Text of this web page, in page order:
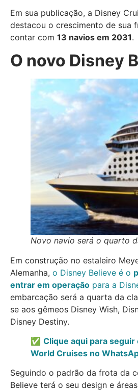
Em sua publicação, a Disney
destacou o crescimento de sua
contar com 13 navios em 2031.
O novo Disney
Novo navio será o quarto
Em construção no estaleiro
Alemanha, o Disney Believe é o
entrar em operação para a
embarcação será a quarta da
se aos gêmeos Disney Wish,
Disney Destiny.
✅ Clique aqui para seguir
World Cruises no
Seguindo o padrão da frota da
Believe terá o seu design e